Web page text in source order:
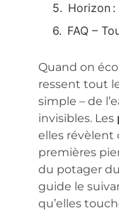
Horizon
FAQ –
Quand on
ressent tout
simple – de
invisibles. Les
elles révèlent
premières
du potager
guide le
qu’elles